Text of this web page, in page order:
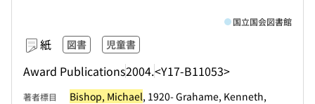
紙 図書 児童書
Award Publications2004.<Y17-B11053>
国立国会図書館
著者標目 Bishop, Michael, 1920- Grahame, Kenneth,